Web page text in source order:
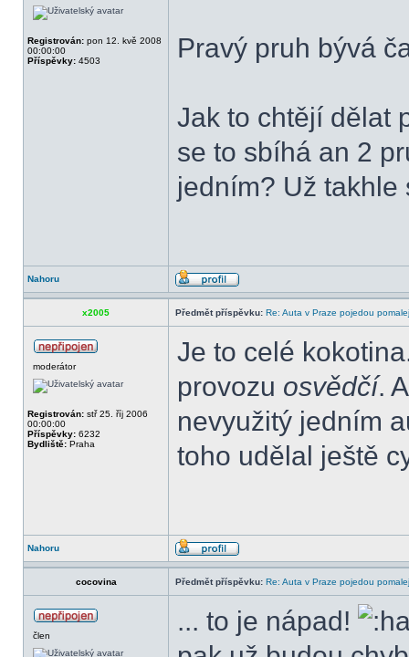
Registrován: pon 12. kvě 2008
00:00:00
Příspěvky: 4503 Pravý pruh bývá
Jak to chtějí dělat
se to sbíhá an 2
jedním? Už takhle
Nahoru
x2005 Předmět příspěvku: Re: Auta v Praze pojedou
moderátor
Registrován: stř 25. říj 2006
00:00:00
Příspěvky: 6232
Bydliště: Praha
Je to celé
provozu osvědčí.
nevyužitý jedním
toho udělal ještě
Nahoru
cocovina Předmět příspěvku: Re: Auta v Praze pojedou
člen
... to je nápad!